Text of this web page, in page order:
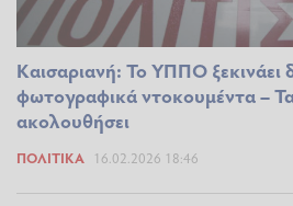
Καισαριανή: Το ΥΠΠΟ ξεκινάει
φωτογραφικά ντοκουμέντα –
ακολουθήσει
ΠΟΛΙΤΙΚΆ 16.02.2026 18:46